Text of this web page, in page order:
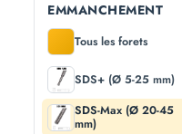
EMMANCHEMENT
Tous les forets
SDS+ (Ø 5-25 mm)
SDS-Max (Ø 20-45
mm)